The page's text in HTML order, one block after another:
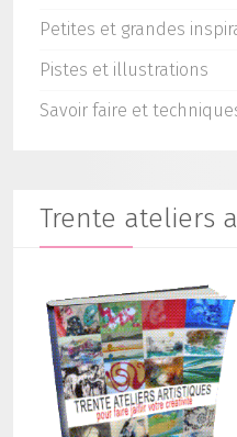
Petites et grandes
Pistes et illustrations
Savoir faire et
Trente ateliers